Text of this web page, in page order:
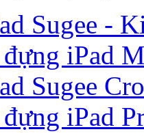
Sugee -
iPad
Sugee
iPad